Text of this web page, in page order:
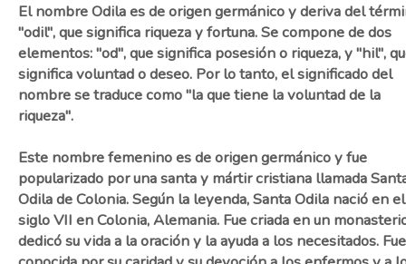
El nombre Odila es de origen germánico y deriva del
"odil", que significa riqueza y fortuna. Se compone de dos
elementos: "od", que significa posesión o riqueza, y "hil",
significa voluntad o deseo. Por lo tanto, el significado del
nombre se traduce como "la que tiene la voluntad de la
riqueza".
Este nombre femenino es de origen germánico y fue
popularizado por una santa y mártir cristiana llamada
Odila de Colonia. Según la leyenda, Santa Odila nació en el
siglo VII en Colonia, Alemania. Fue criada en un
dedicó su vida a la oración y la ayuda a los necesitados. Fue